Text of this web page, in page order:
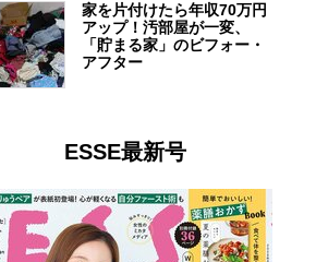
家を片付けたら年収70万円
アップ！汚部屋が一変、
「貯まる家」のビフォー・
アフター
ESSE最新号